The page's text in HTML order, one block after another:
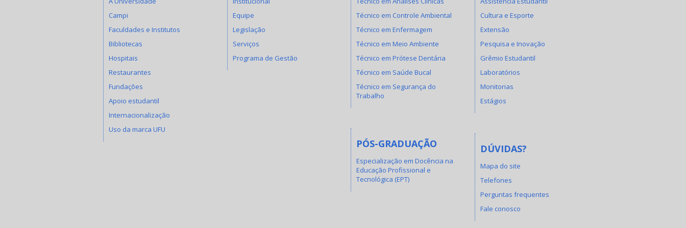
Campi
Faculdades e Institutos
Bibliotecas
Hospitais
Restaurantes
Fundações
Apoio estudantil
Internacionalização
Uso da marca UFU
Equipe
Legislação
Serviços
Programa de Gestão
Técnico em Controle Ambiental
Técnico em Enfermagem
Técnico em Meio Ambiente
Técnico em Prótese Dentária
Técnico em Saúde Bucal
Técnico em Segurança do
Trabalho
PÓS-GRADUAÇÃO
Especialização em Docência na
Educação Profissional e
Tecnológica (EPT)
Cultura e Esporte
Extensão
Pesquisa e Inovação
Grêmio Estudantil
Laboratórios
Monitorias
Estágios
DÚVIDAS?
Mapa do site
Telefones
Perguntas frequentes
Fale conosco